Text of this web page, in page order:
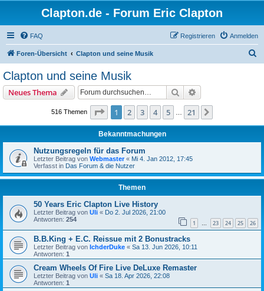
Clapton.de - Forum Eric Clapton
FAQ Anmelden
Registrieren
Foren-Übersicht Clapton und seine Musik
Clapton und seine Musik
Neues Thema Suche
516 Themen Seite 1von 21
1 2 3 4 5 21
Bekanntmachungen
Nutzungsregeln für das Forum
Letzter Beitrag von Webmaster« Mi 4. Jan 2012, 17:45
Verfasst in Das Forum & die Nutzer
Themen
50 Years Eric Clapton Live History
Letzter Beitrag von Uli « Do 2. Jul 2026, 21:00
Antworten: 254 1 … 23 24 25 26
B.B.King + E.C. Reissue mit 2 Bonustracks
Letzter Beitrag von IchderDuke « Sa 13. Jun 2026, 10:11
Antworten: 1
Cream Wheels Of Fire Live DeLuxe Remaster
Letzter Beitrag von Uli « Sa 18. Apr 2026, 22:08
Antworten: 1